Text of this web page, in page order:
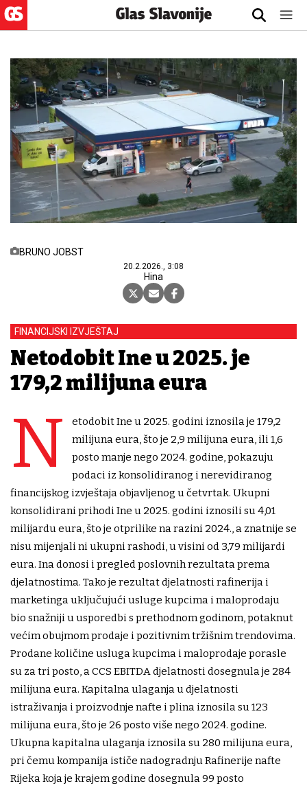
BRUNO JOBST
20.2.2026., 3:08
Hina
FINANCIJSKI IZVJEŠTAJ
Netodobit Ine u 2025. je
179,2 milijuna eura
N
etodobit Ine u 2025. godini iznosila je 179,2
milijuna eura, što je 2,9 milijuna eura, ili 1,6
posto manje nego 2024. godine, pokazuju
podaci iz konsolidiranog i nerevidiranog
financijskog izvještaja objavljenog u četvrtak. Ukupni
konsolidirani prihodi Ine u 2025. godini iznosili su 4,01
milijardu eura, što je otprilike na razini 2024., a znatnije se
nisu mijenjali ni ukupni rashodi, u visini od 3,79 milijardi
eura. Ina donosi i pregled poslovnih rezultata prema
djelatnostima. Tako je rezultat djelatnosti rafinerija i
marketinga uključujući usluge kupcima i maloprodaju
bio snažniji u usporedbi s prethodnom godinom, potaknut
većim obujmom prodaje i pozitivnim tržišnim trendovima.
Prodane količine usluga kupcima i maloprodaje porasle
su za tri posto, a CCS EBITDA djelatnosti dosegnula je 284
milijuna eura. Kapitalna ulaganja u djelatnosti
istraživanja i proizvodnje nafte i plina iznosila su 123
milijuna eura, što je 26 posto više nego 2024. godine.
Ukupna kapitalna ulaganja iznosila su 280 milijuna eura,
pri čemu kompanija ističe nadogradnju Rafinerije nafte
Rijeka koja je krajem godine dosegnula 99 posto